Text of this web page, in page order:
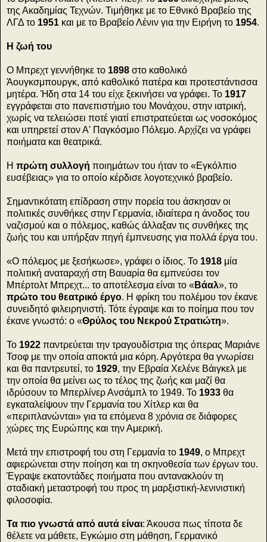
της Ακαδημίας Τεχνών. Τιμήθηκε με το Εθνικό Βραβείο της
ΛΓΔ το 1951 και με το Βραβείο Λένιν για την Ειρήνη το 1954.
Η ζωή του
Ο Μπρεχτ γεννήθηκε το 1898 στο καθολικό
Άουγκσμπουργκ, από καθολικό πατέρα και προτεστάντισσα
μητέρα. Ήδη στα 14 του είχε ξεκινήσει να γράφει. Το 1917
εγγράφεται στο πανεπιστήμιο του Μονάχου, στην ιατρική,
χωρίς να τελειώσει ποτέ γιατί επιστρατεύεται ως νοσοκόμος
και υπηρετεί στον Α' Παγκόσμιο Πόλεμο. Αρχίζει να γράφει
ποιήματα και θεατρικά.
Η πρώτη συλλογή ποιημάτων του ήταν το «Εγκόλπιο
ευσέβειας» για το οποίο κέρδισε λογοτεχνικό βραβείο.
Σημαντικότατη επίδραση στην πορεία του άσκησαν οι
πολιτικές συνθήκες στην Γερμανία, ιδιαίτερα η άνοδος του
ναζισμού και ο πόλεμος, καθώς άλλαξαν τις συνθήκες της
ζωής του και υπήρξαν πηγή έμπνευσης για πολλά έργα του.
«Ο πόλεμος με ξεσήκωσε», γράφει ο ίδιος. Το 1918 μία
πολιτική αναταραχή στη Βαυαρία θα εμπνεύσει τον
Μπέρτολτ Μπρεχτ... το αποτέλεσμα είναι το «Βάαλ», το
πρώτο του θεατρικό έργο. Η φρίκη του πολέμου τον έκανε
συνειδητό φιλειρηνιστή. Τότε έγραψε και το ποίημα που τον
έκανε γνωστό: ο «Θρύλος του Νεκρού Στρατιώτη».
Το 1922 παντρεύεται την τραγουδίστρια της όπερας Μαριάνε
Τσοφ με την οποία αποκτά μια κόρη. Αργότερα θα γνωρίσει
και θα παντρευτεί, το 1929, την Εβραία Χελένε Βάιγκελ με
την οποία θα μείνει ως το τέλος της ζωής και μαζί θα
ιδρύσουν το Μπερλίνερ Ανσάμπλ το 1949. Το 1933 θα
εγκαταλείψουν την Γερμανία του Χίτλερ και θα
«περιπλανώνται» για τα επόμενα 8 χρόνια σε διάφορες
χώρες της Ευρώπης και την Αμερική.
Μετά την επιστροφή του στη Γερμανία το 1949, ο Μπρεχτ
αφιερώνεται στην ποίηση και τη σκηνοθεσία των έργων του.
Έγραψε εκατοντάδες ποιήματα που αντανακλούν τη
σταδιακή μεταστροφή του προς τη μαρξιστική-λενινιστική
φιλοσοφία.
Τα πιο γνωστά από αυτά είναι: Άκουσα πως τίποτα δε
θέλετε να μάθετε, Εγκώμιο στη μάθηση, Γερμανικό